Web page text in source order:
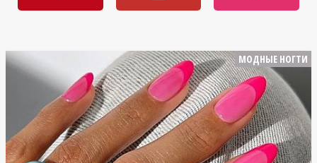
МОДНЫЕ НОГТИ